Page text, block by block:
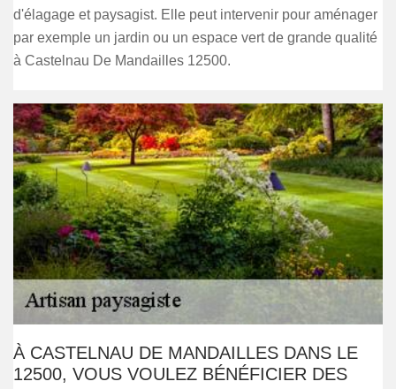
d'élagage et paysagist. Elle peut intervenir pour aménager
par exemple un jardin ou un espace vert de grande qualité
à Castelnau De Mandailles 12500.
À CASTELNAU DE MANDAILLES DANS LE
12500, VOUS VOULEZ BÉNÉFICIER DES